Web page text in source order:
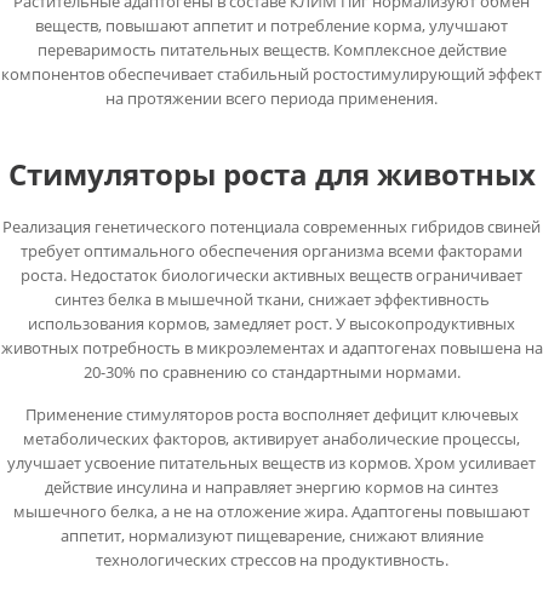
веществ, повышают аппетит и потребление корма, улучшают
переваримость питательных веществ. Комплексное действие
компонентов обеспечивает стабильный ростостимулирующий эффект
на протяжении всего периода применения.
Стимуляторы роста для животных
Реализация генетического потенциала современных гибридов свиней
требует оптимального обеспечения организма всеми факторами
роста. Недостаток биологически активных веществ ограничивает
синтез белка в мышечной ткани, снижает эффективность
использования кормов, замедляет рост. У высокопродуктивных
животных потребность в микроэлементах и адаптогенах повышена на
20-30% по сравнению со стандартными нормами.
Применение стимуляторов роста восполняет дефицит ключевых
метаболических факторов, активирует анаболические процессы,
улучшает усвоение питательных веществ из кормов. Хром усиливает
действие инсулина и направляет энергию кормов на синтез
мышечного белка, а не на отложение жира. Адаптогены повышают
аппетит, нормализуют пищеварение, снижают влияние
технологических стрессов на продуктивность.